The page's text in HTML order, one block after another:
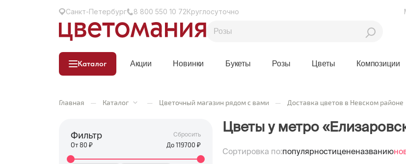
Санкт-Петербург 8 800 550 10 72Круглосуточно
Каталог Акции Новинки Букеты Розы Цветы Композиции
Главная — Каталог — Цветочный магазин рядом с вами — Доставка цветов в Невском районе
Фильтр Сбросить
От 80 ₽ До119700 ₽
Цветы у метро
Сортировка по:популярностицененазванию